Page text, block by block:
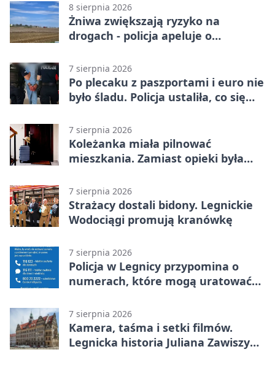
8 sierpnia 2026
Żniwa zwiększają ryzyko na
drogach - policja apeluje o
7 sierpnia 2026
Po plecaku z paszportami i euro nie
było śladu. Policja ustaliła, co się
7 sierpnia 2026
Koleżanka miała pilnować
mieszkania. Zamiast opieki była
7 sierpnia 2026
Strażacy dostali bidony. Legnickie
Wodociągi promują kranówkę
7 sierpnia 2026
Policja w Legnicy przypomina o
numerach, które mogą uratować
7 sierpnia 2026
Kamera, taśma i setki filmów.
Legnicka historia Juliana Zawiszy